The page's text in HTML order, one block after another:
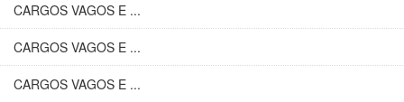
CARGOS VAGOS E ...
CARGOS VAGOS E ...
CARGOS VAGOS E ...